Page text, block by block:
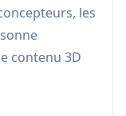
les
contenu 3D